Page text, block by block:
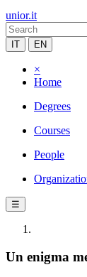
unior.it
IT EN
×
Home
Degrees
Courses
People
☰
Un enigma